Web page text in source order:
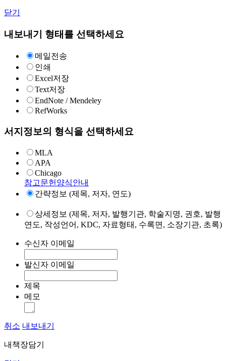
닫기
내보내기 형태를 선택하세요
메일전송
인쇄
Excel저장
Text저장
EndNote / Mendeley
RefWorks
서지정보의 형식을 선택하세요
MLA
APA
Chicago
참고문헌양식안내
간략정보 (제목, 저자, 연도)
상세정보 (제목, 저자, 발행기관, 학술지명, 권호, 발행
연도, 작성언어, KDC, 자료형태, 수록면, 소장기관, 초록)
수신자 이메일
발신자 이메일
제목
메모
취소 내보내기
내책장담기